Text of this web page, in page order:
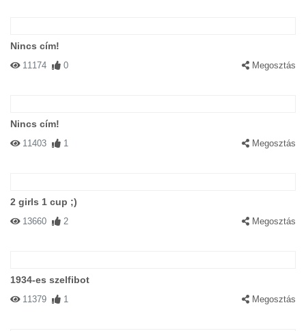
Nincs cím!
11174 0 Megosztás
Nincs cím!
11403 1 Megosztás
2 girls 1 cup ;)
13660 2 Megosztás
1934-es szelfibot
11379 1 Megosztás